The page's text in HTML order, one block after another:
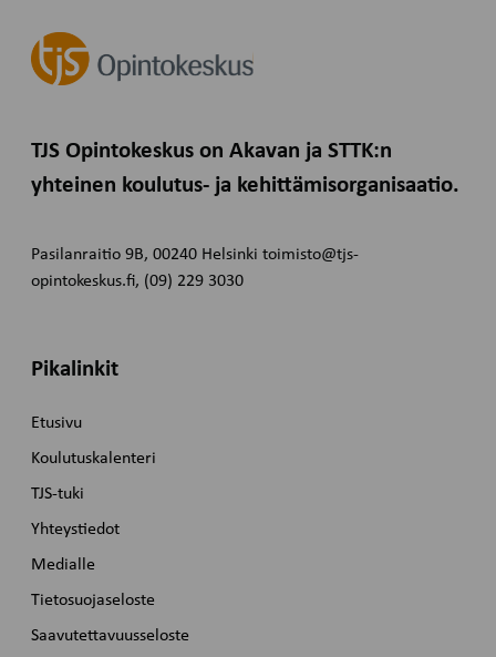
TJS Opintokeskus on Akavan ja STTK:n
yhteinen koulutus- ja kehittämisorganisaatio.
Pasilanraitio 9B, 00240 Helsinki toimisto@tjs-
opintokeskus.fi, (09) 229 3030
Pikalinkit
Etusivu
Koulutuskalenteri
TJS-tuki
Yhteystiedot
Medialle
Tietosuojaseloste
Saavutettavuusseloste